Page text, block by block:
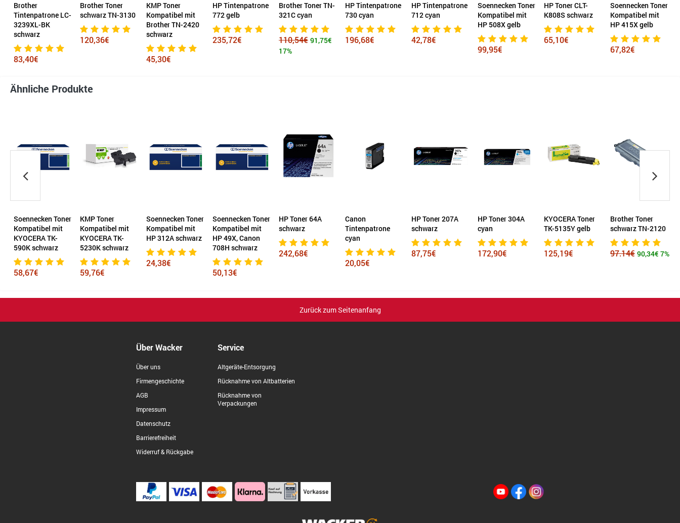
Brother
Tintenpatrone LC-
3239XL-BK
schwarz
83,40€
Brother Toner
schwarz TN-3130
120,36€
KMP Toner
Kompatibel mit
Brother TN-2420
schwarz
45,30€
HP Tintenpatrone
772 gelb
235,72€
Brother Toner TN-
321C cyan
110,54€ 91,75€
17%
HP Tintenpatrone
730 cyan
196,68€
HP Tintenpatrone
712 cyan
42,78€
Soennecken Toner
Kompatibel mit
HP 508X gelb
99,95€
HP Toner CLT-
K808S schwarz
65,10€
Soennecken Toner
Kompatibel mit
HP 415X gelb
67,82€
Ähnliche Produkte
Soennecken Toner
Kompatibel mit
KYOCERA TK-
590K schwarz
58,67€
KMP Toner
Kompatibel mit
KYOCERA TK-
5230K schwarz
59,76€
Soennecken Toner
Kompatibel mit
HP 312A schwarz
24,38€
Soennecken Toner
Kompatibel mit
HP 49X, Canon
708H schwarz
50,13€
HP Toner 64A
schwarz
242,68€
Canon
Tintenpatrone
cyan
20,05€
HP Toner 207A
schwarz
87,75€
HP Toner 304A
cyan
172,90€
KYOCERA Toner
TK-5135Y gelb
125,19€
Brother Toner
schwarz TN-2120
97.14€ 90,34€ 7%
Zurück zum Seitenanfang
Über Wacker
Über uns
Firmengeschichte
AGB
Impressum
Datenschutz
Barrierefreiheit
Widerruf & Rückgabe
Service
Altgeräte-Entsorgung
Rücknahme von Altbatterien
Rücknahme von
Verpackungen